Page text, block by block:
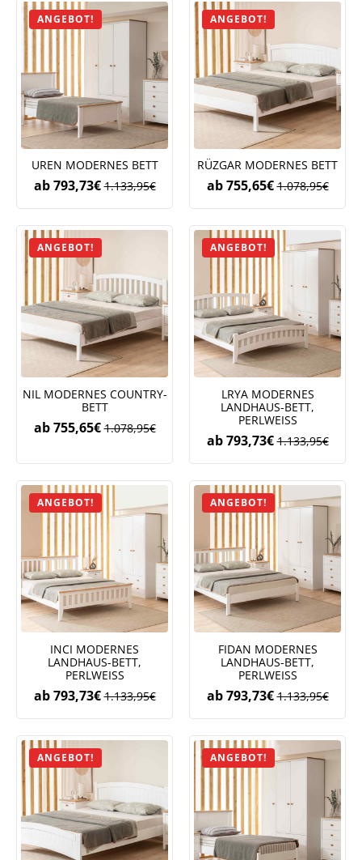
ANGEBOT!
UREN MODERNES BETT
ab 1.133,95€
793,73€
ANGEBOT!
RÜZGAR MODERNES BETT
ab 1.078,95€
755,65€
ANGEBOT!
NIL MODERNES COUNTRY-
BETT
ab 1.078,95€
755,65€
ANGEBOT!
LRYA MODERNES
LANDHAUS-BETT,
PERLWEISS
ab 1.133,95€
793,73€
ANGEBOT!
INCI MODERNES
LANDHAUS-BETT,
PERLWEISS
ab 1.133,95€
793,73€
ANGEBOT!
FIDAN MODERNES
LANDHAUS-BETT,
PERLWEISS
ab 1.133,95€
793,73€
ANGEBOT! ANGEBOT!